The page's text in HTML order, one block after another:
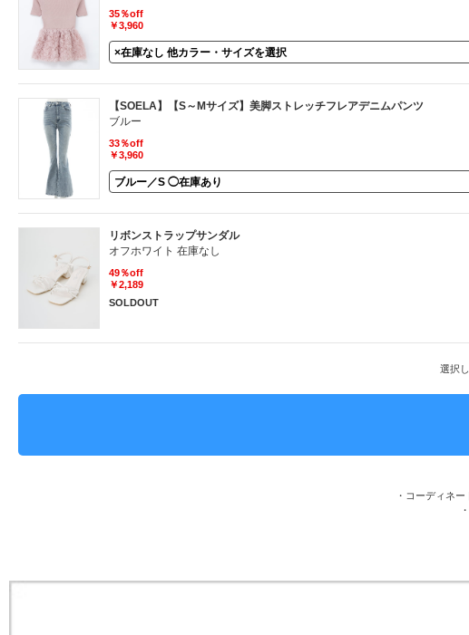
35％off
￥3,960
【SOELA】【S～Mサイズ】美脚ストレッチフレアデニムパンツ
ブルー
33％off
￥3,960
リボンストラップサンダル
オフホワイト 在庫なし
49％off
￥2,189
SOLDOUT
選択
・コーディネ